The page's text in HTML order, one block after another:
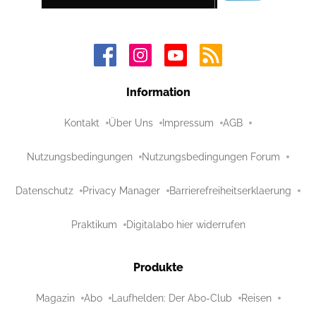
Information
Kontakt Über Uns Impressum AGB
Nutzungsbedingungen Nutzungsbedingungen Forum
Datenschutz Privacy Manager Barrierefreiheitserklaerung
Praktikum Digitalabo hier widerrufen
Produkte
Magazin Abo Laufhelden: Der Abo-Club Reisen